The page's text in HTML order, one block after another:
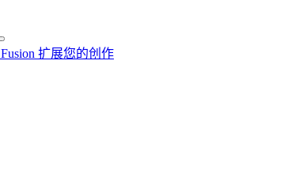
Fusion 扩展您的创作